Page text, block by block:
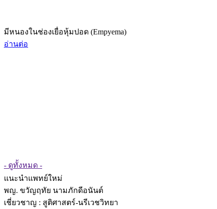
มีหนองในช่องเยื่อหุ้มปอด (Empyema)
อ่านต่อ
- ดูทั้งหมด -
แนะนำแพทย์ใหม่
พญ. ขวัญฤทัย นามภักดีอนันต์
เชี่ยวชาญ : สูติศาสตร์-นรีเวชวิทยา